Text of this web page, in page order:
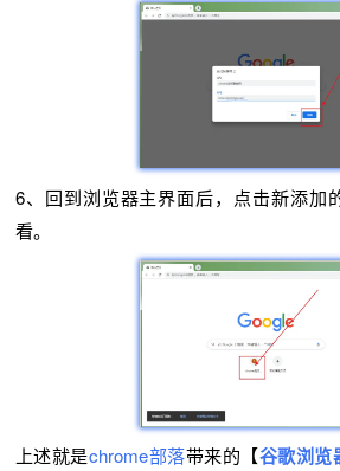
6、回到浏览器主界面后，点击新添加
看。
上述就是chrome部落带来的【谷歌浏览